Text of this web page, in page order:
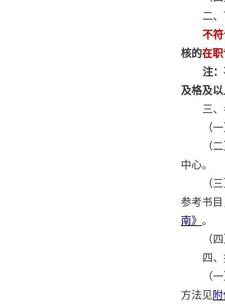
二、
不
核的在
注：
及格及
三
（
（
中心。
（
参考书
南》 。
（
四
（
方法见